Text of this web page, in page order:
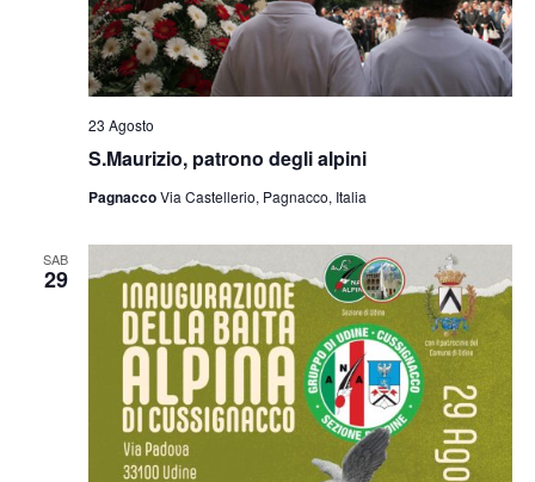
S.Maurizio, patrono degli alpini
23 Agosto
PagnaccoVia Castellerio, Pagnacco, Italia
SAB
29